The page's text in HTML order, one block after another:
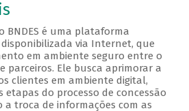
BNDES é uma plataforma
via Internet, que
em ambiente seguro entre o
parceiros. Ele busca aprimorar a
clientes em ambiente digital,
etapas do processo de concessão
troca de informações com as